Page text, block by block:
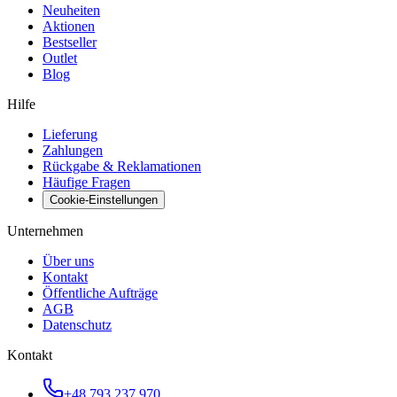
Neuheiten
Aktionen
Bestseller
Outlet
Blog
Hilfe
Lieferung
Zahlungen
Rückgabe & Reklamationen
Häufige Fragen
Cookie-Einstellungen
Unternehmen
Über uns
Kontakt
Öffentliche Aufträge
AGB
Datenschutz
Kontakt
+48 793 237 970